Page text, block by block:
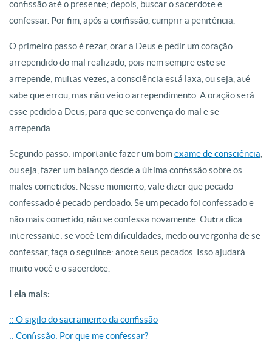
confissão até o presente; depois, buscar o sacerdote e
confessar. Por fim, após a confissão, cumprir a penitência.
O primeiro passo é rezar, orar a Deus e pedir um coração
arrependido do mal realizado, pois nem sempre este se
arrepende; muitas vezes, a consciência está laxa, ou seja, até
sabe que errou, mas não veio o arrependimento. A oração será
esse pedido a Deus, para que se convença do mal e se
arrependa.
Segundo passo: importante fazer um bomexame de consciência
ou seja, fazer um balanço desde a última confissão sobre os
males cometidos. Nesse momento, vale dizer que pecado
confessado é pecado perdoado. Se um pecado foi confessado e
não mais cometido, não se confessa novamente. Outra dica
interessante: se você tem dificuldades, medo ou vergonha de se
confessar, faça o seguinte: anote seus pecados. Isso ajudará
muito você e o sacerdote.
Leia mais:
:: O sigilo do sacramento da confissão
:: Confissão: Por que me confessar?